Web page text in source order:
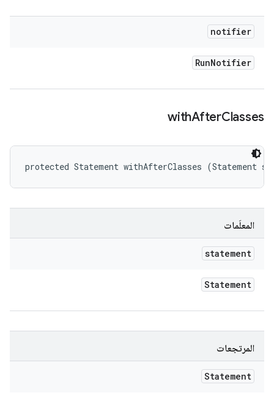
notifier
RunNotifier
withAfterClasses
protected Statement withAfterClasses (Statement
المعلَمات
statement
Statement
المرتجعات
Statement